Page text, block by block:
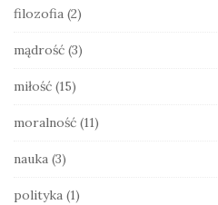
a
filozofia (2)
mądrość (3)
miłość (15)
moralność (11)
nauka (3)
polityka (1)